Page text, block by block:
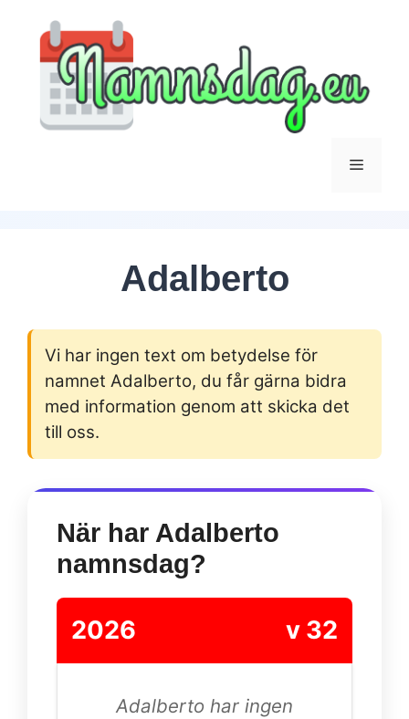
innehåll
Meny
Adalberto
Vi har ingen text om betydelse för
namnet Adalberto, du får gärna bidra
med information genom att skicka det
till oss.
När har Adalberto
namnsdag?
2026 v 32
Adalberto har ingen